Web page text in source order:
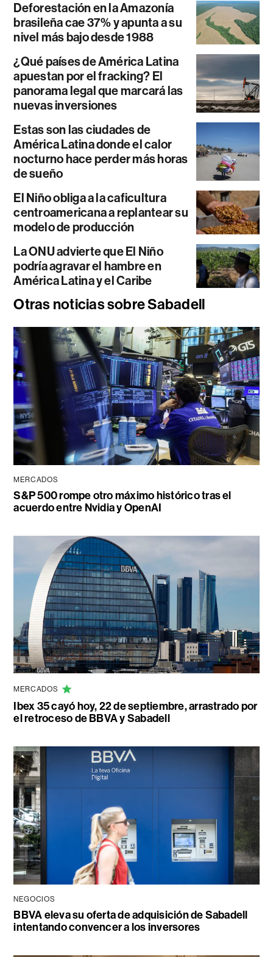
Deforestación en la Amazonía
brasileña cae 37% y apunta a su
nivel más bajo desde 1988
¿Qué países de América Latina
apuestan por el fracking? El
panorama legal que marcará las
nuevas inversiones
Estas son las ciudades de
América Latina donde el calor
nocturno hace perder más horas
de sueño
El Niño obliga a la caficultura
centroamericana a replantear su
modelo de producción
La ONU advierte que El Niño
podría agravar el hambre en
América Latina y el Caribe
Otras noticias sobre Sabadell
MERCADOS
S&P 500 rompe otro máximo histórico tras el
acuerdo entre Nvidia y OpenAI
MERCADOS
Ibex 35 cayó hoy, 22 de septiembre, arrastrado por
el retroceso de BBVA y Sabadell
NEGOCIOS
BBVA eleva su oferta de adquisición de Sabadell
intentando convencer a los inversores